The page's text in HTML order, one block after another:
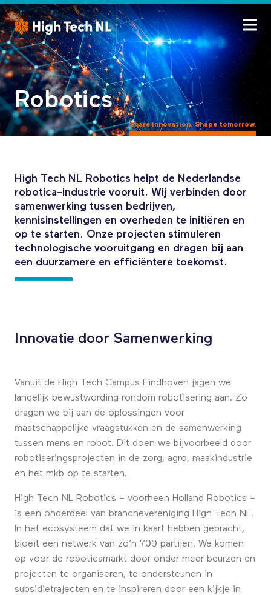
Robotics
Share innovation. Shape tomorrow.
High Tech NL Robotics helpt de Nederlandse
robotica-industrie vooruit. Wij verbinden door
samenwerking tussen bedrijven,
kennisinstellingen en overheden te initiëren en
op te starten. Onze projecten stimuleren
technologische vooruitgang en dragen bij aan
een duurzamere en efficiëntere toekomst.
Innovatie door Samenwerking
Vanuit de High Tech Campus Eindhoven jagen we
landelijk bewustwording rondom robotisering aan. Zo
dragen we bij aan de oplossingen voor
maatschappelijke vraagstukken en de samenwerking
tussen mens en robot. Dit doen we bijvoorbeeld door
robotiseringsprojecten in de zorg, agro, maakindustrie
en het mkb op te starten.
High Tech NL Robotics – voorheen Holland Robotics –
is een onderdeel van branchevereniging High Tech NL.
In het ecosysteem dat we in kaart hebben gebracht,
bloeit een netwerk van zo’n 700 partijen. We komen
op voor de roboticamarkt door onder meer beurzen en
projecten te organiseren, te ondersteunen in
subsidietrajecten en te inspireren door een kijkje in